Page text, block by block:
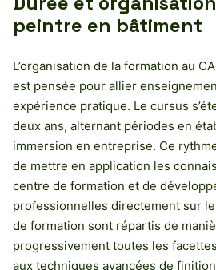
peintre en bâtiment
L’organisation de la formation au
est pensée pour allier
expérience pratique. Le cursus
deux ans, alternant périodes en
immersion en entreprise. Ce
de mettre en application les
centre de formation et de
professionnelles directement sur
de formation sont répartis de
progressivement toutes les
aux techniques avancées de